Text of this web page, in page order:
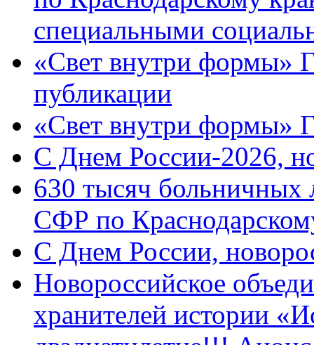
специальными
«Свет внутри формы»
публикации
«Свет внутри формы»
C Днем России-2026,
630 тысяч больничных
СФР по
C Днем России,
Новороссийское
хранителей истории